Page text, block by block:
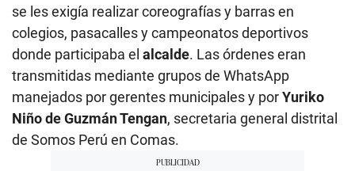
se les exigía realizar coreografías y barras en
colegios, pasacalles y campeonatos deportivos
donde participaba el alcalde. Las órdenes eran
transmitidas mediante grupos de WhatsApp
manejados por gerentes municipales y porYuriko
Niño de Guzmán Tengan, secretaria general distrital
de Somos Perú en Comas.